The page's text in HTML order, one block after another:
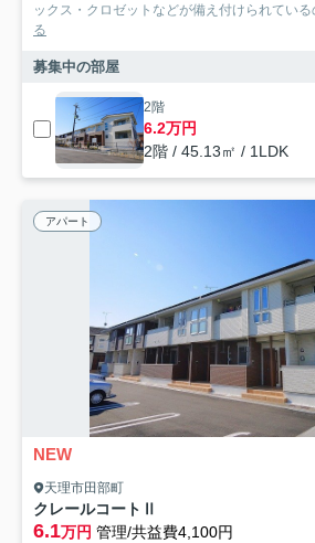
ックス・クロゼットなどが備え付けられている
る
募集中の部屋
2階
6.2万円
2階 / 45.13㎡ / 1LDK
アパート
NEW
天理市田部町
クレールコートⅡ
6.1万円 管理/共益費4,100円